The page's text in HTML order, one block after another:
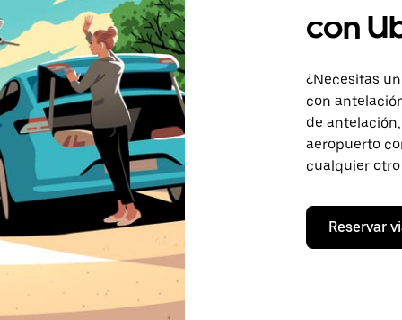
con
¿Necesitas
con
de
aeropuerto
cualquier
Reservar